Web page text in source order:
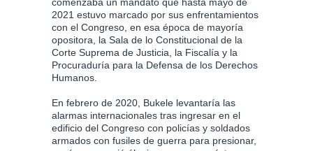
2021 estuvo marcado por sus enfrentamientos
con el Congreso, en esa época de mayoría
opositora, la Sala de lo Constitucional de la
Corte Suprema de Justicia, la Fiscalía y la
Procuraduría para la Defensa de los Derechos
Humanos.
En febrero de 2020, Bukele levantaría las
alarmas internacionales tras ingresar en el
edificio del Congreso con policías y soldados
armados con fusiles de guerra para presionar,